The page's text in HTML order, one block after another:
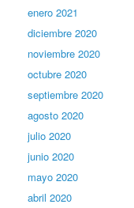
enero 2021
diciembre 2020
noviembre 2020
octubre 2020
septiembre 2020
agosto 2020
julio 2020
junio 2020
mayo 2020
abril 2020